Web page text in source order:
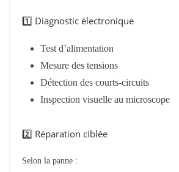
1️⃣ Diagnostic électronique
Test d’alimentation
Mesure des tensions
Détection des courts-circuits
Inspection visuelle au microscope
2️⃣ Réparation ciblée
Selon la panne :